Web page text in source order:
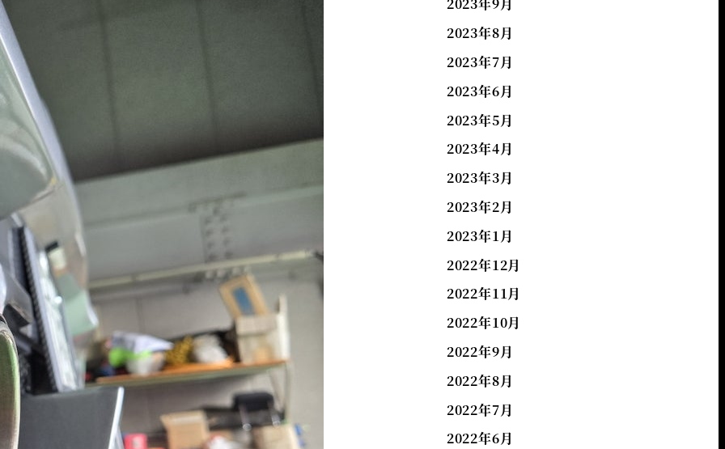
2023年9月
2023年8月
2023年7月
2023年6月
2023年5月
2023年4月
2023年3月
2023年2月
2023年1月
2022年12月
2022年11月
2022年10月
2022年9月
2022年8月
2022年7月
2022年6月